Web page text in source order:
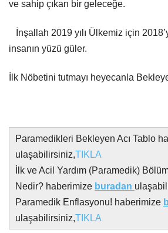
ve sahip çıkan bir geleceğe.
İnşallah 2019 yılı Ülkemiz için
insanın yüzü güler.
İlk Nöbetini tutmayı heyecanla
Paramedikleri Bekleyen Acı Tablo
ulaşabilirsiniz,TIKLA
İlk ve Acil Yardım (Paramedik)
Nedir? haberimize buradan
Paramedik Enflasyonu! haberimize
ulaşabilirsiniz,TIKLA